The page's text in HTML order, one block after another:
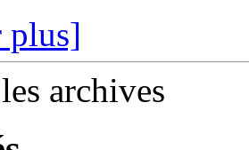
plus]
archives